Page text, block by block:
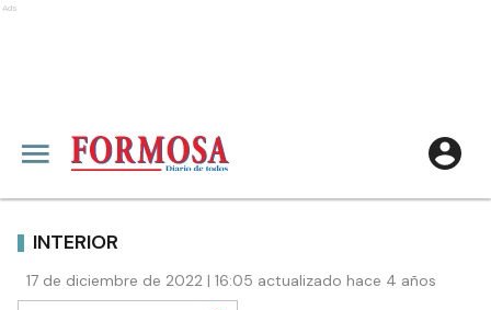
Ads
INTERIOR
17 de diciembre de 2022 | 16:05 actualizado hace 4 años